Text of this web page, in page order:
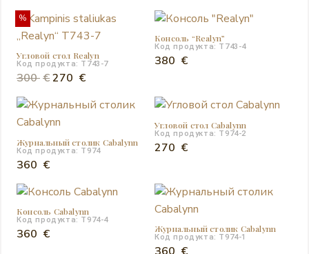
составляла
400 €.
350 €.
%
Угловой стол Realyn
Код продукта: T743-7
300€Первоначальная
составляла
300 €.
270 €Текущая
270 €.
Консоль “Realyn”
Код продукта: T743-4
380 €
Журнальный столик Cabalynn
Код продукта: T974
360 €
Угловой стол Cabalynn
Код продукта: T974-2
270 €
Консоль Cabalynn
Код продукта: T974-4
360 € Журнальный столик Cabalynn
Код продукта: T974-1